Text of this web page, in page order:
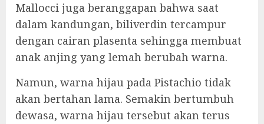
Mallocci juga beranggapan bahwa saat
dalam kandungan, biliverdin tercampur
dengan cairan plasenta sehingga membuat
anak anjing yang lemah berubah warna.
Namun, warna hijau pada Pistachio tidak
akan bertahan lama. Semakin bertumbuh
dewasa, warna hijau tersebut akan terus